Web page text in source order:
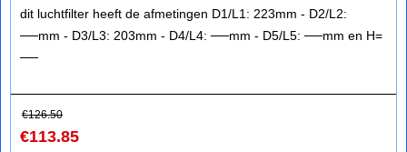
dit luchtfilter heeft de afmetingen D1/L1: 223mm - D2/L2:
──mm - D3/L3: 203mm - D4/L4: ──mm - D5/L5: ──mm en H=
──
€126.50
€113.85